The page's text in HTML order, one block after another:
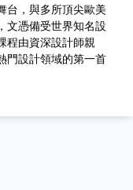
台，與多所頂尖歐美
文憑備受世界知名設
程由資深設計師親
門設計領域的第一首